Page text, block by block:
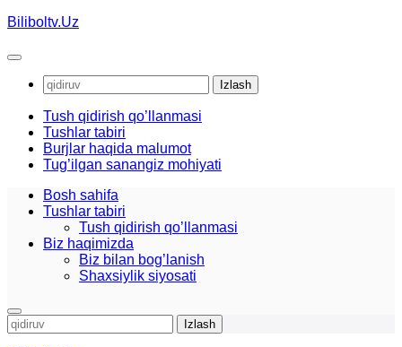
Skip
content
Biliboltv.Uz
Qidirshish:
Tush qidirish qo’llanmasi
Tushlar tabiri
Burjlar haqida malumot
Tug’ilgan sanangiz mohiyati
Bosh sahifa
Tushlar tabiri
Tush qidirish qo’llanmasi
Biz haqimizda
Biz bilan bog’lanish
Shaxsiylik siyosati
Qidirshish: